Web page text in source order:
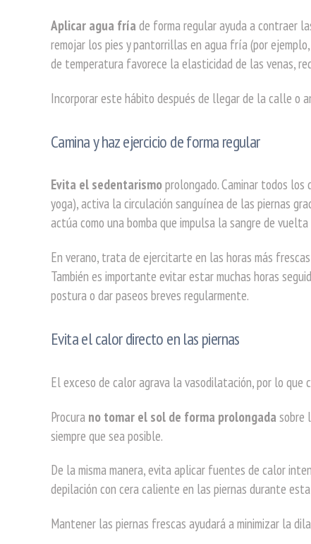
Aplicar agua fría de forma regular ayuda a contraer
remojar los pies y pantorrillas en agua fría (por
de temperatura favorece la elasticidad de las venas,
Incorporar este hábito después de llegar de la calle o
Camina y haz ejercicio de forma regular
Evita el sedentarismoprolongado. Caminar todos los
yoga), activa la circulación sanguínea de las piernas
actúa como una bomba que impulsa la sangre de
En verano, trata de ejercitarte en las horas más
También es importante evitar estar muchas horas
postura o dar paseos breves regularmente.
Evita el calor directo en las piernas
El exceso de calor agrava la vasodilatación, por lo
Procura no tomar el sol de forma prolongada sobre
siempre que sea posible.
De la misma manera, evita aplicar fuentes de calor
depilación con cera caliente en las piernas durante
Mantener las piernas frescas ayudará a minimizar la